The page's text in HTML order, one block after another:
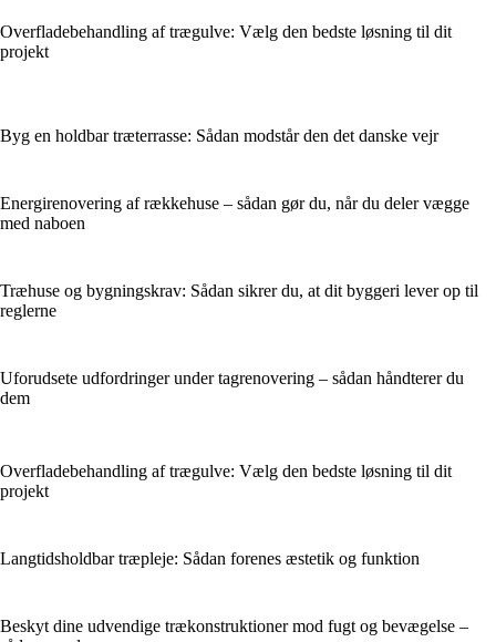
Overfladebehandling af trægulve: Vælg den bedste løsning til dit
projekt
Byg en holdbar træterrasse: Sådan modstår den det danske vejr
Energirenovering af rækkehuse – sådan gør du, når du deler vægge
med naboen
Træhuse og bygningskrav: Sådan sikrer du, at dit byggeri lever op til
reglerne
Uforudsete udfordringer under tagrenovering – sådan håndterer du
dem
Overfladebehandling af trægulve: Vælg den bedste løsning til dit
projekt
Langtidsholdbar træpleje: Sådan forenes æstetik og funktion
Beskyt dine udvendige trækonstruktioner mod fugt og bevægelse –